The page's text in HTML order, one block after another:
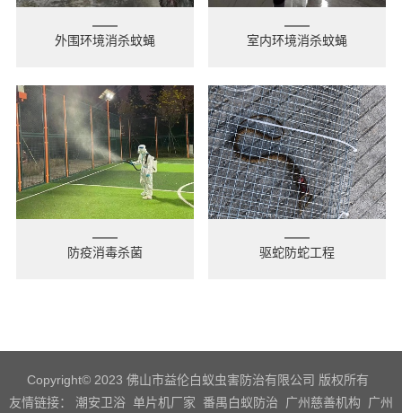
外围环境消杀蚊蝇 室内环境消杀蚊蝇
防疫消毒杀菌 驱蛇防蛇工程
Copyright© 2023 佛山市益伦白蚁虫害防治有限公司 版权所有
友情链接：
潮安卫浴 单片机厂家 番禺白蚁防治 广州慈善机构 广州